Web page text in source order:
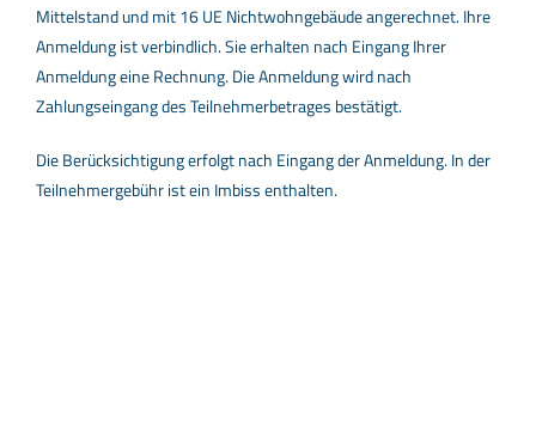
Mittelstand und mit 16 UE Nichtwohngebäude angerechnet. Ihre
Anmeldung ist verbindlich. Sie erhalten nach Eingang Ihrer
Anmeldung eine Rechnung. Die Anmeldung wird nach
Zahlungseingang des Teilnehmerbetrages bestätigt.
Die Berücksichtigung erfolgt nach Eingang der Anmeldung. In der
Teilnehmergebühr ist ein Imbiss enthalten.